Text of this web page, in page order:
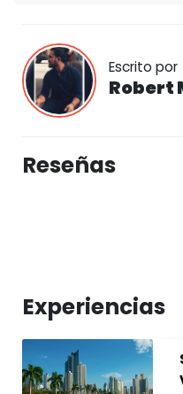
Escrito por
Robert
Reseñas
Experiencias